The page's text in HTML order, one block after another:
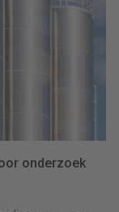
onderzoek